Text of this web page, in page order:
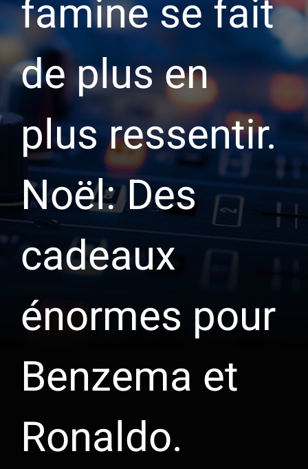
famine se fait
de plus en
plus ressentir.
Noël: Des
cadeaux
énormes pour
Benzema et
Ronaldo.